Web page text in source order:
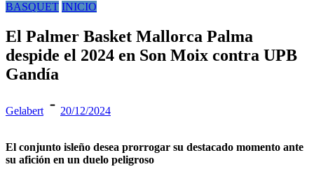
BASQUET INICIO
El Palmer Basket Mallorca Palma
despide el 2024 en Son Moix contra UPB
Gandía
Gelabert 20/12/2024
El conjunto isleño desea prorrogar su destacado momento ante
su afición en un duelo peligroso